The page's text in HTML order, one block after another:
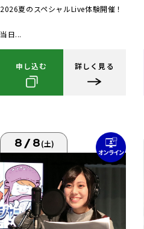
2026夏のスペシャルLive体験開催！
当日...
申し込む 詳しく見る
8/8(土)